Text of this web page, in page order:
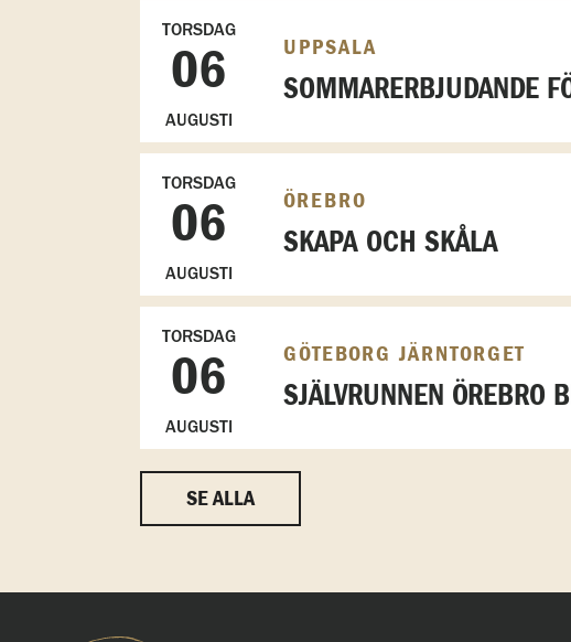
TORSDAG
06
AUGUSTI
UPPSALA
SOMMARERBJUDANDE
TORSDAG
06
AUGUSTI
ÖREBRO
SKAPA OCH SKÅLA
TORSDAG
06
AUGUSTI
GÖTEBORG JÄRNTORGET
SJÄLVRUNNEN ÖREBRO
SE ALLA